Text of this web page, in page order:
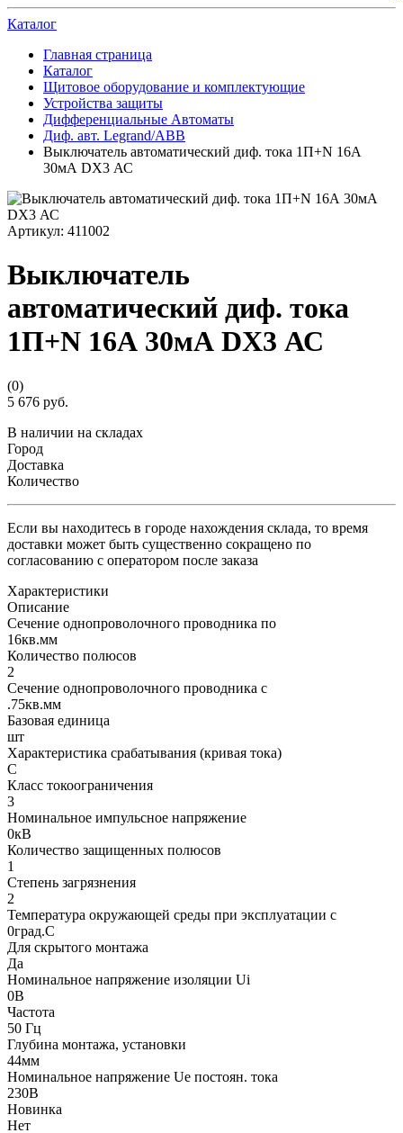
Каталог
Главная страница
Каталог
Щитовое оборудование и комплектующие
Устройства защиты
Дифференциальные Автоматы
Диф. авт. Legrand/АВВ
Выключатель автоматический диф. тока 1П+N 16А
30мА DX3 АС
Артикул: 411002
Выключатель
автоматический диф. тока
1П+N 16А 30мА DX3 АС
(0)
5 676 руб.
В наличии на складах
Город
Доставка
Количество
Если вы находитесь в городе нахождения склада, то время
доставки может быть существенно сокращено по
согласованию с оператором после заказа
Характеристики
Описание
Сечение однопроволочного проводника по
16кв.мм
Количество полюсов
2
Сечение однопроволочного проводника с
.75кв.мм
Базовая единица
шт
Характеристика срабатывания (кривая тока)
C
Класс токоограничения
3
Номинальное импульсное напряжение
0кВ
Количество защищенных полюсов
1
Степень загрязнения
2
Температура окружающей среды при эксплуатации с
0град.C
Для скрытого монтажа
Да
Номинальное напряжение изоляции Ui
0В
Частота
50 Гц
Глубина монтажа, установки
44мм
Номинальное напряжение Ue постоян. тока
230В
Новинка
Нет